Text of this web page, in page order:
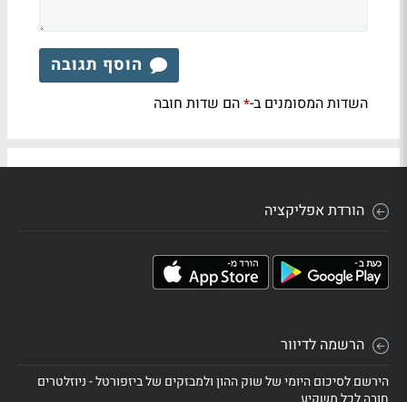
הוסף תגובה
השדות המסומנים ב-*הם שדות חובה
הורדת אפליקציה
הרשמה לדיוור
הירשם לסיכום היומי של שוק ההון ולמבזקים של ביזפורטל - ניוזלטרים